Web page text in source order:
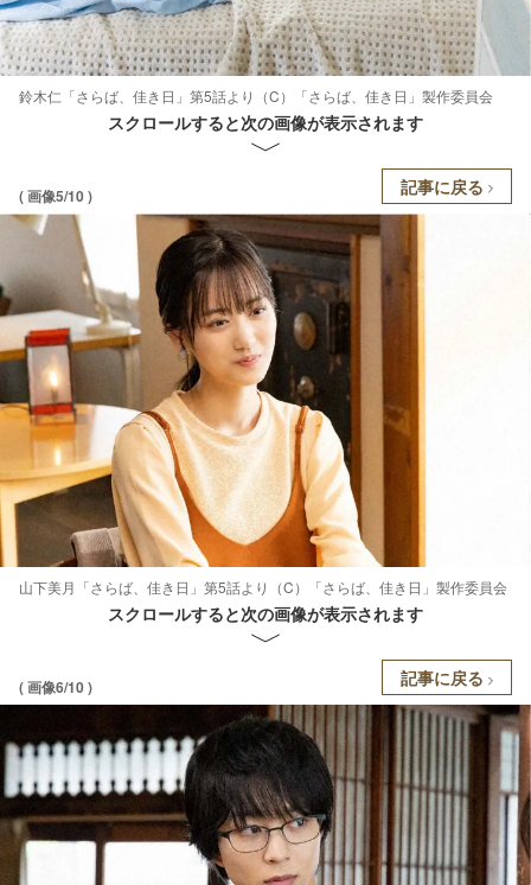
鈴木仁「さらば、佳き日」第5話より（C）「さらば、佳き日」製作委員会
スクロールすると次の画像が表示されます
( 画像5/10 ) 記事に戻る
山下美月「さらば、佳き日」第5話より（C）「さらば、佳き日」製作委員会
スクロールすると次の画像が表示されます
( 画像6/10 ) 記事に戻る